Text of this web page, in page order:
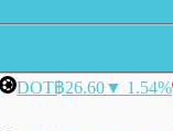
DOT฿26.60▼ 1.54%